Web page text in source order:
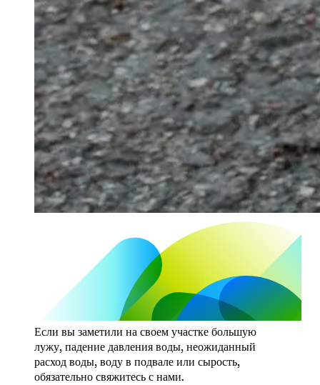
Если вы заметили на своем участке большую
лужу, падение давления воды, неожиданный
расход воды, воду в подвале или сырость,
обязательно свяжитесь с нами.